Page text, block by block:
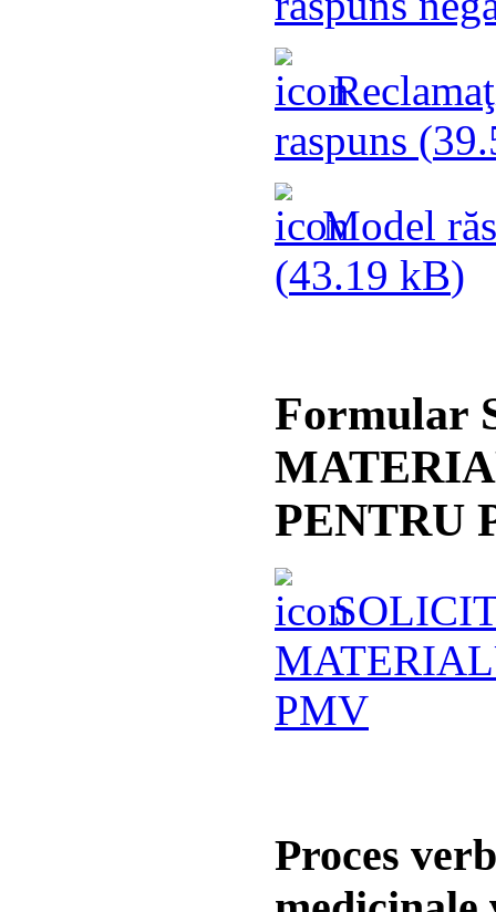
raspuns (
Model
(43.19 kB)
Formular
PENTRU
PMV
Proces